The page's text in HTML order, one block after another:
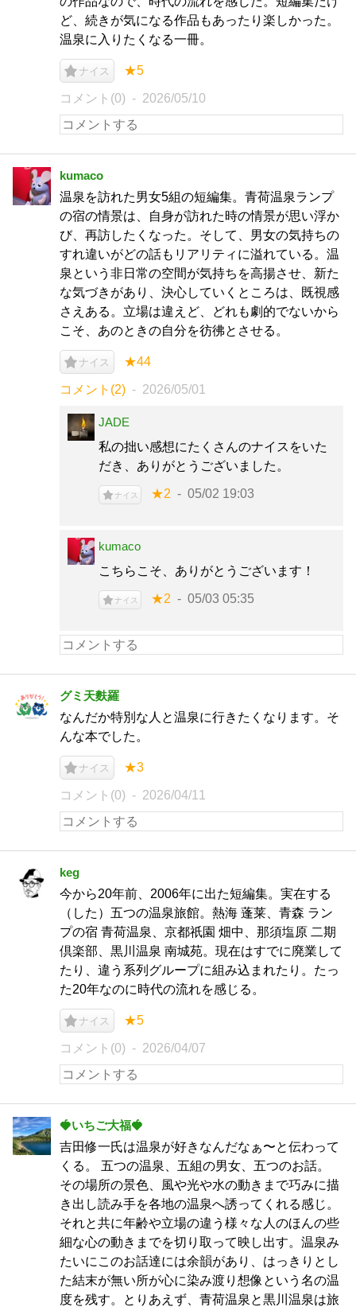
ど、続きが気になる作品もあったり楽しかった。
温泉に入りたくなる一冊。
ナイス ★5
コメント(0) 2026/05/10
kumaco
温泉を訪れた男女5組の短編集。青荷温泉ランプ
の宿の情景は、自身が訪れた時の情景が思い浮か
び、再訪したくなった。そして、男女の気持ちの
すれ違いがどの話もリアリティに溢れている。温
泉という非日常の空間が気持ちを高揚させ、新た
な気づきがあり、決心していくところは、既視感
さえある。立場は違えど、どれも劇的でないから
こそ、あのときの自分を彷彿とさせる。
ナイス ★44
コメント(2) 2026/05/01
JADE
私の拙い感想にたくさんのナイスをいた
だき、ありがとうございました。
ナイス ★2 05/02 19:03
kumaco
こちらこそ、ありがとうございます！
ナイス ★2 05/03 05:35
グミ天麩羅
なんだか特別な人と温泉に行きたくなります。そ
んな本でした。
ナイス ★3
コメント(0) 2026/04/11
keg
今から20年前、2006年に出た短編集。実在する
（した）五つの温泉旅館。熱海 蓬莱、青森 ラン
プの宿 青荷温泉、京都祇園 畑中、那須塩原 二期
倶楽部、黒川温泉 南城苑。現在はすでに廃業して
たり、違う系列グループに組み込まれたり。たっ
た20年なのに時代の流れを感じる。
ナイス ★5
コメント(0) 2026/04/07
🍓いちご大福🍓
吉田修一氏は温泉が好きなんだなぁ〜と伝わって
くる。 五つの温泉、五組の男女、五つのお話。
その場所の景色、風や光や水の動きまで巧みに描
き出し読み手を各地の温泉へ誘ってくれる感じ。
それと共に年齢や立場の違う様々な人のほんの些
細な心の動きまでを切り取って映し出す。温泉み
たいにこのお話達には余韻があり、はっきりとし
た結末が無い所が心に染み渡り想像という名の温
度を残す。とりあえず、青荷温泉と黒川温泉は旅